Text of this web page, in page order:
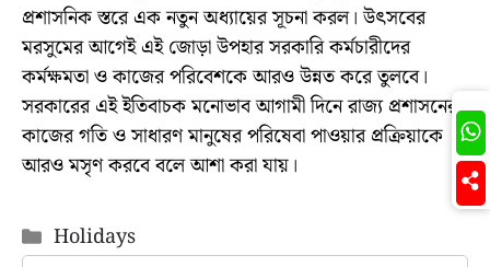
প্রশাসনিক স্তরে এক নতুন অধ্যায়ের সূচনা করল। উৎসবের
মরসুমের আগেই এই জোড়া উপহার সরকারি কর্মচারীদের
কর্মক্ষমতা ও কাজের পরিবেশকে আরও উন্নত করে তুলবে।
সরকারের এই ইতিবাচক মনোভাব আগামী দিনে রাজ্য প্রশাসনের
কাজের গতি ও সাধারণ মানুষের পরিষেবা পাওয়ার প্রক্রিয়াকে
আরও মসৃণ করবে বলে আশা করা যায়।
Categories
Holidays